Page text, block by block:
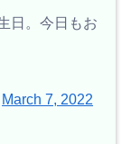
日。今日もお
March 7, 2022